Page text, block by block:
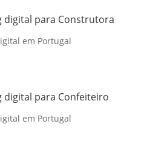
digital para Construtora
em Portugal
digital para Confeiteiro
em Portugal